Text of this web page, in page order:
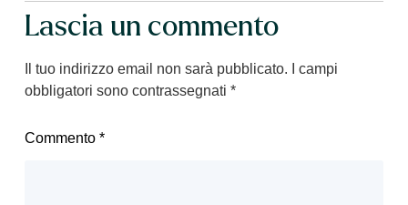
Lascia un commento
Il tuo indirizzo email non sarà pubblicato.
I campi
obbligatori sono contrassegnati *
Commento *